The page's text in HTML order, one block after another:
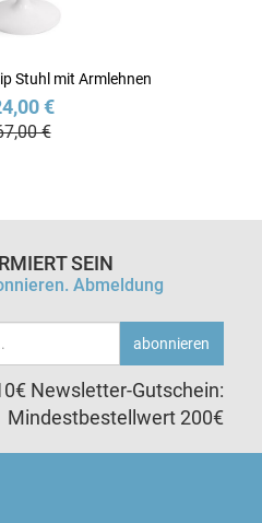
Stuhl mit Armlehnen
€
€
SEIN
Abmeldung
abonnieren
Newsletter-Gutschein:
Mindestbestellwert 200€